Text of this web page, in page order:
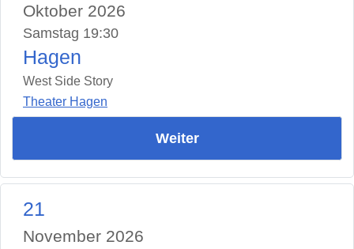
Oktober 2026
Samstag 19:30
Hagen
West Side Story
Theater Hagen
Weiter
21
November 2026